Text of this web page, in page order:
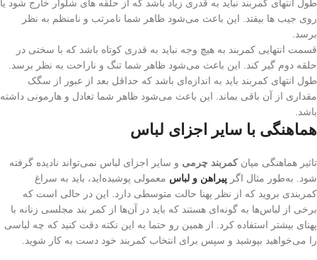
طول انتهای کمربند نباید به قدری زیاد باشد که از حلقه های شلوار خارج شود یا
روی جیب ها بیفتد. این باعث می‌شود ظاهر شما نامرتب و نامنظم به نظر
برسد.
قسمت انتهایی کمربند به هیچ وجه نباید به قدری کوتاه باشد که با سختی در
حلقه دوم گیر کند. این باعث می‌شود ظاهر شما تنگ و ناراحت به نظر برسد.
طول انتهای کمربند باید به اندازه‌ای باشد که حداقل بعد از عبور از سگک
مقداری از آن باقی بماند. این باعث می‌شود ظاهر شما تعادل و هارمونی داشته
باشد.
هماهنگی با سایر اجزای لباس
تاثیر هماهنگی میانکمربند چرمی و سایر اجزای لباس نمی‌تواند نادیده‌ گرفته‌
شود. به‌طور مثال اگر پیراهن و لباس معمولی پوشیده‌اید، باید به سراغ
کمربندی بروید که از نظر پهنا حالت متوسطی دارد. این در حالی است که
برخی از لباس‌ها به گونه‌ای هستند که باید در آن‌ها از کمر بند مجلسی زنانه با
پهنای بیشتر استفاده کرد. از همین رو حتما به این نکته دقت کنید که چه لباسی
را می‌خواهید بپوشید و سپس برای انتخاب کمربند خود دست به کار شوید.